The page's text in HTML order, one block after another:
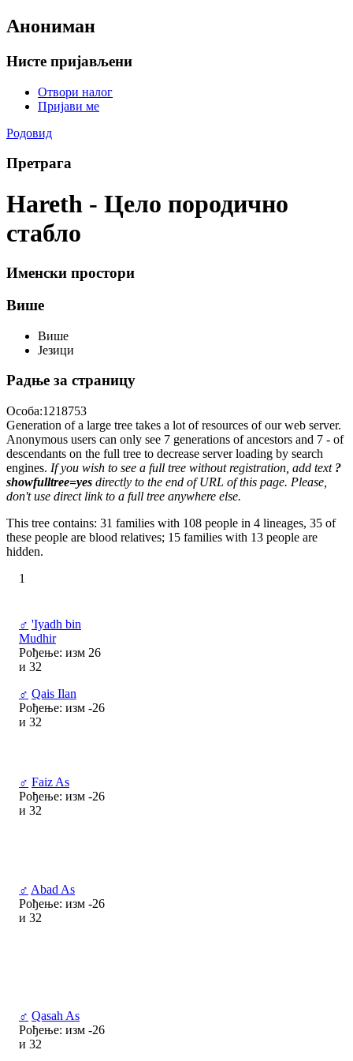
Анониман
Нисте пријављени
Отвори налог
Пријави ме
Родовид
Претрага
Hareth - Цело породично
стабло
Именски простори
Више
Више
Језици
Радње за страницу
Особа:1218753
Generation of a large tree takes a lot of resources of our web server.
Anonymous users can only see 7 generations of ancestors and 7 - of
descendants on the full tree to decrease server loading by search
engines. If you wish to see a full tree without registration, add text ?
showfulltree=yes directly to the end of URL of this page. Please,
don't use direct link to a full tree anywhere else.
This tree contains: 31 families with 108 people in 4 lineages, 35 of
these people are blood relatives; 15 families with 13 people are
hidden.
1
♂ 'Iyadh bin
Mudhir
Рођење: изм 26
и 32
♂ Qais Ilan
Рођење: изм -26
и 32
♂ Faiz As
Рођење: изм -26
и 32
♂ Abad As
Рођење: изм -26
и 32
♂ Qasah As
Рођење: изм -26
и 32